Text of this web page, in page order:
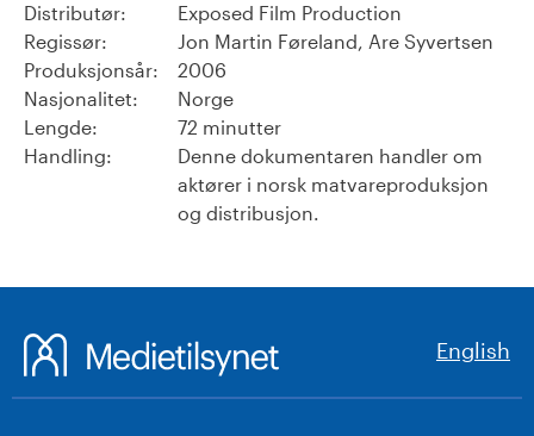
Distributør:
Exposed Film Production
Regissør:
Jon Martin Føreland, Are Syvertsen
Produksjonsår:
2006
Nasjonalitet:
Norge
Lengde:
72 minutter
Handling:
Denne dokumentaren handler om
aktører i norsk matvareproduksjon
og distribusjon.
English